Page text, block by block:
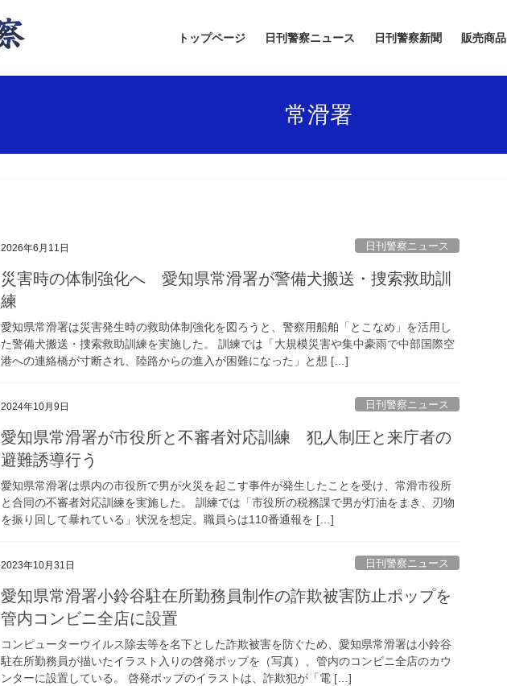
トップページ 日刊警察ニュース 日刊警察新聞 販売商品
常滑署
2026年6月11日 日刊警察ニュース
災害時の体制強化へ 愛知県常滑署が警備犬搬送・捜索救助訓
練
愛知県常滑署は災害発生時の救助体制強化を図ろうと、警察用船舶「とこなめ」を活用し
た警備犬搬送・捜索救助訓練を実施した。 訓練では「大規模災害や集中豪雨で中部国際空
港への連絡橋が寸断され、陸路からの進入が困難になった」と想 […]
2024年10月9日 日刊警察ニュース
愛知県常滑署が市役所と不審者対応訓練 犯人制圧と来庁者の
避難誘導行う
愛知県常滑署は県内の市役所で男が火災を起こす事件が発生したことを受け、常滑市役所
と合同の不審者対応訓練を実施した。 訓練では「市役所の税務課で男が灯油をまき、刃物
を振り回して暴れている」状況を想定。職員らは110番通報を […]
2023年10月31日 日刊警察ニュース
愛知県常滑署小鈴谷駐在所勤務員制作の詐欺被害防止ポップを
管内コンビニ全店に設置
コンピューターウイルス除去等を名下とした詐欺被害を防ぐため、愛知県常滑署は小鈴谷
駐在所勤務員が描いたイラスト入りの啓発ポップを（写真）、管内のコンビニ全店のカウ
ンターに設置している。 啓発ポップのイラストは、詐欺犯が「電 […]